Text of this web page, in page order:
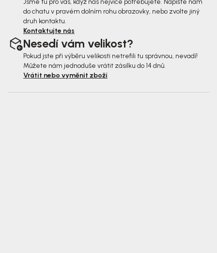
Jsme tu pro vás, když nás nejvíce potřebujete. Napište nám
do chatu v pravém dolním rohu obrazovky, nebo zvolte jiný
druh kontaktu.
Kontaktujte nás
Nesedí vám velikost?
Pokud jste při výběru velikosti netrefili tu správnou, nevadí!
Můžete nám jednoduše vrátit zásilku do 14 dnů.
Vrátit nebo vyměnit zboží